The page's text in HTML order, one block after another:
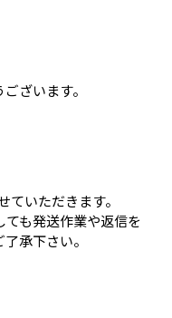
ざいます。
いただきます。
も発送作業や返信を
承下さい。